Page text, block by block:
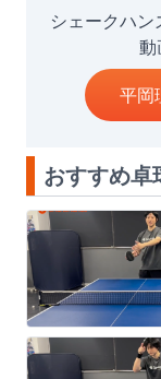
シェークハ
動
平岡
おすすめ卓